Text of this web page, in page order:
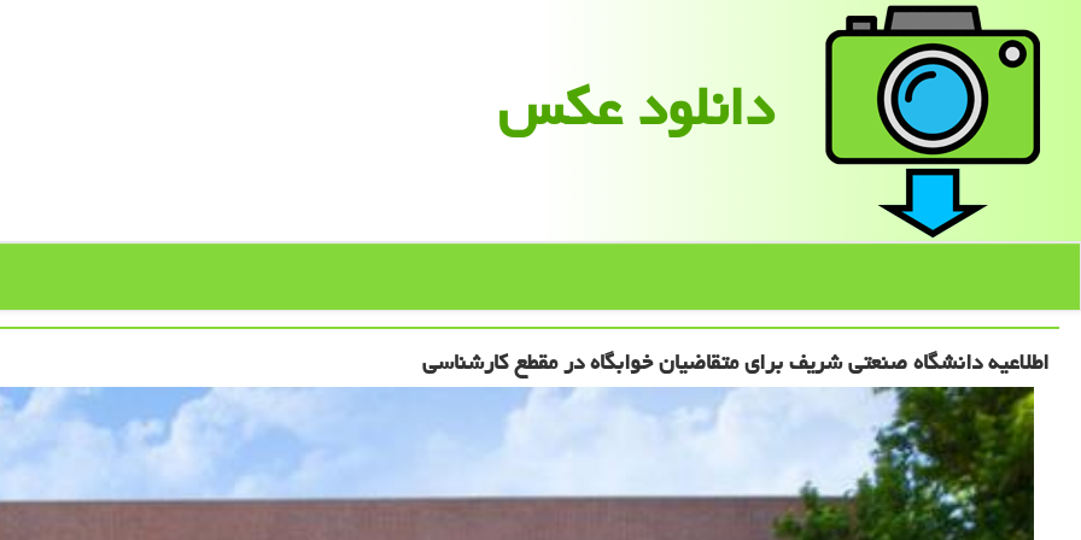
دانلود عكس
اطلاعیه دانشگاه صنعتی شریف برای متقاضیان خوابگاه در مقطع کارشناسی